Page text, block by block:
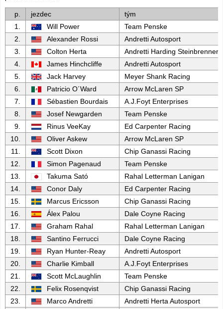
p. jezdec
tým
1.
Will Power
Team Penske
2.
Alexander Rossi
Andretti Autosport
3.
Colton Herta
Andretti Harding Steinbrenner
4.
James Hinchcliffe
Andretti Autosport
5.
Jack Harvey
Meyer Shank Racing
6.
Patricio O´Ward
Arrow McLaren SP
7.
Sébastien Bourdais
A.J.Foyt Enterprises
8.
Josef Newgarden
Team Penske
9.
Rinus VeeKay
Ed Carpenter Racing
10.
Oliver Askew
Arrow McLaren SP
11.
Scott Dixon
Chip Ganassi Racing
12.
Simon Pagenaud
Team Penske
13.
Takuma Sató
Rahal Letterman Lanigan
14.
Conor Daly
Ed Carpenter Racing
15.
Marcus Ericsson
Chip Ganassi Racing
16.
Álex Palou
Dale Coyne Racing
17.
Graham Rahal
Rahal Letterman Lanigan
18.
Santino Ferrucci
Dale Coyne Racing
19.
Ryan Hunter-Reay
Andretti Autosport
20.
Charlie Kimball
A.J.Foyt Enterprises
21.
Scott McLaughlin
Team Penske
22.
Felix Rosenqvist
Chip Ganassi Racing
23.
Marco Andretti
Andretti Herta Autosport